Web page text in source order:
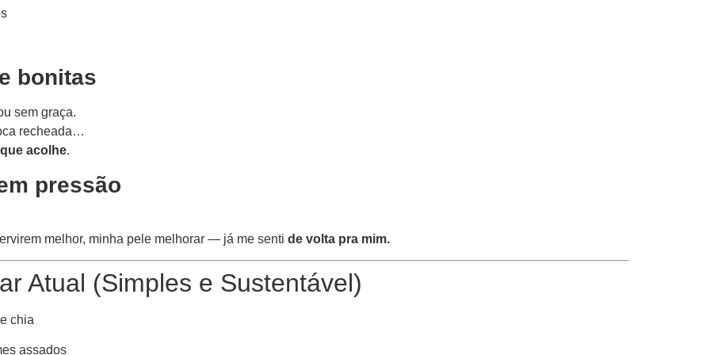
bonitas
sem graça.
recheada…
acolhe.
pressão
melhor, minha pele melhorar — já me senti de volta pra mim.
Atual (Simples e Sustentável)
chia
assados